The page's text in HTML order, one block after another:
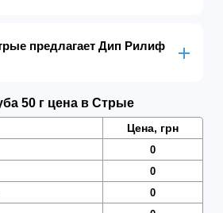
предлагает Дип Рилиф
50 г цена в Стрые
Цена, грн
0
0
0